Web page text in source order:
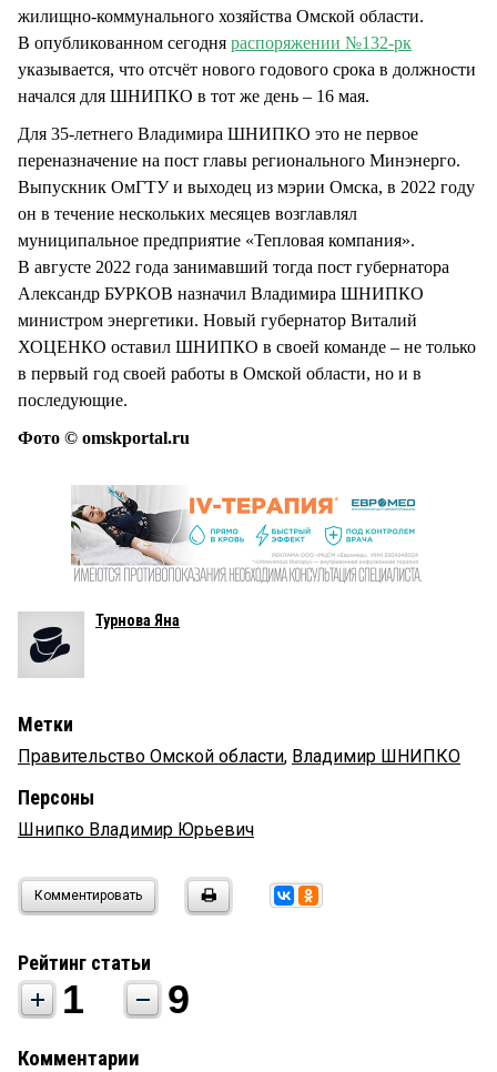
жилищно-коммунального хозяйства Омской области.
В опубликованном сегодня распоряжении №132-рк
указывается, что отсчёт нового годового срока в должности
начался для ШНИПКО в тот же день – 16 мая.
Для 35-летнего Владимира ШНИПКО это не первое
переназначение на пост главы регионального Минэнерго.
Выпускник ОмГТУ и выходец из мэрии Омска, в 2022 году
он в течение нескольких месяцев возглавлял
муниципальное предприятие «Тепловая компания».
В августе 2022 года занимавший тогда пост губернатора
Александр БУРКОВ назначил Владимира ШНИПКО
министром энергетики. Новый губернатор Виталий
ХОЦЕНКО оставил ШНИПКО в своей команде – не только
в первый год своей работы в Омской области, но и в
последующие.
Фото © omskportal.ru
Турнова Яна
Метки
Правительство Омской области, Владимир ШНИПКО
Персоны
Шнипко Владимир Юрьевич
Комментировать
Рейтинг статьи
1 9
Комментарии